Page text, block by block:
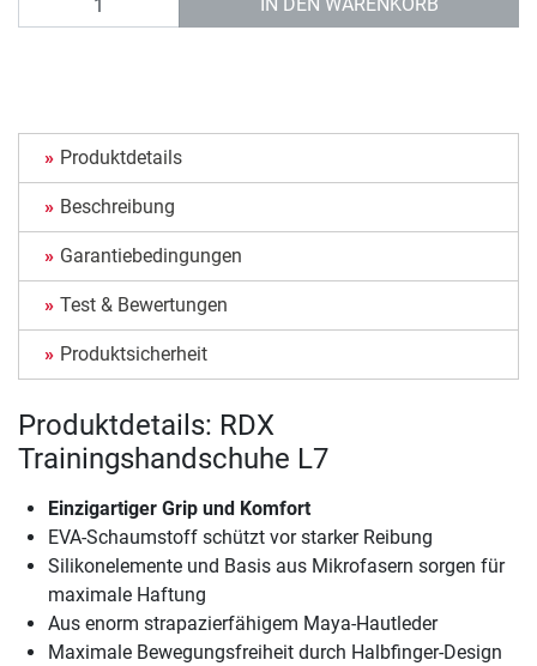
Produktdetails
Beschreibung
Garantiebedingungen
Test & Bewertungen
Produktsicherheit
Produktdetails: RDX
Trainingshandschuhe L7
Einzigartiger Grip und Komfort
EVA-Schaumstoff schützt vor starker Reibung
Silikonelemente und Basis aus Mikrofasern sorgen für
maximale Haftung
Aus enorm strapazierfähigem Maya-Hautleder
Maximale Bewegungsfreiheit durch Halbfinger-Design